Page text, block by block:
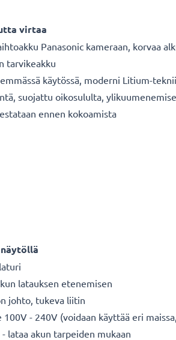
virtaa
Panasonic kameraan, korvaa
tarvikeakku
käytössä, moderni Litium-
suojattu oikosululta,
ennen kokoamista
latauksen etenemisen
johto, tukeva liitin
- 240V (voidaan käyttää eri
lataa akun tarpeiden mukaan